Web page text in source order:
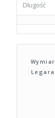
Długość
Wymiar
Legara